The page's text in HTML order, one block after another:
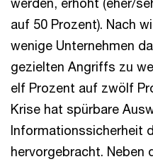
auf 50 Prozent). Nach
wenige Unternehmen
gezielten Angriffs zu
elf Prozent auf zwölf
Krise hat spürbare
Informationssicherheit
hervorgebracht. Neben